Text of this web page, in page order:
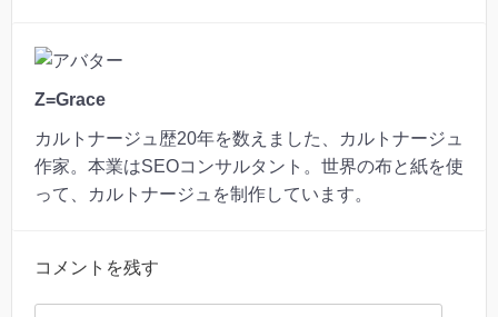
Z=Grace
カルトナージュ歴20年を数えました、カルトナージュ
作家。本業はSEOコンサルタント。世界の布と紙を使
って、カルトナージュを制作しています。
コメントを残す